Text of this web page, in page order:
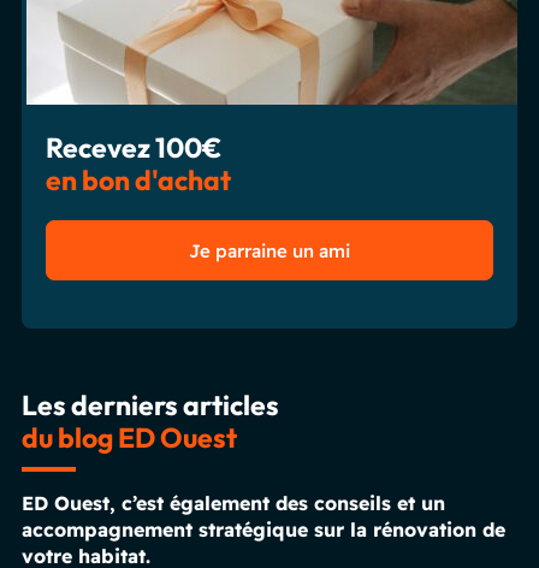
Recevez 100€
en bon d'achat
Je parraine un ami
ED Ouest, c’est également des conseils et un
accompagnement stratégique sur la rénovation de
votre habitat.
Les derniers articles
du blog ED Ouest